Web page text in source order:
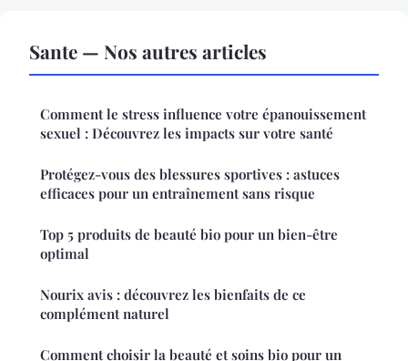
Sante — Nos autres articles
Comment le stress influence votre épanouissement
sexuel : Découvrez les impacts sur votre santé
Protégez-vous des blessures sportives : astuces
efficaces pour un entraînement sans risque
Top 5 produits de beauté bio pour un bien-être
optimal
Nourix avis : découvrez les bienfaits de ce
complément naturel
Comment choisir la beauté et soins bio pour un